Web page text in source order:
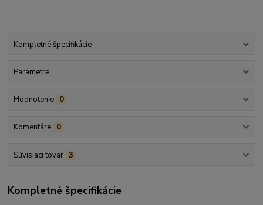
Kompletné špecifikácie
Parametre
Hodnotenie 0
Komentáre 0
Súvisiaci tovar 3
Kompletné špecifikácie